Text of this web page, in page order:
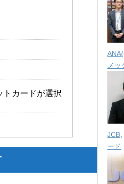
トカードが選択
メッ
JCB
ード